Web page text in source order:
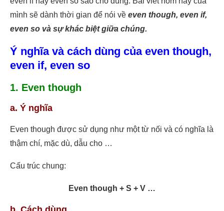
mình sẽ dành thời gian để nói về even though, even if,
even so và sự khác biệt giữa chúng.
Ý nghĩa và cách dùng của even though,
even if, even so
1. Even though
a. Ý nghĩa
Even though được sử dụng như một từ nối và có nghĩa là
thậm chí, mặc dù, dẫu cho …
Cấu trúc chung:
Even though + S + V …